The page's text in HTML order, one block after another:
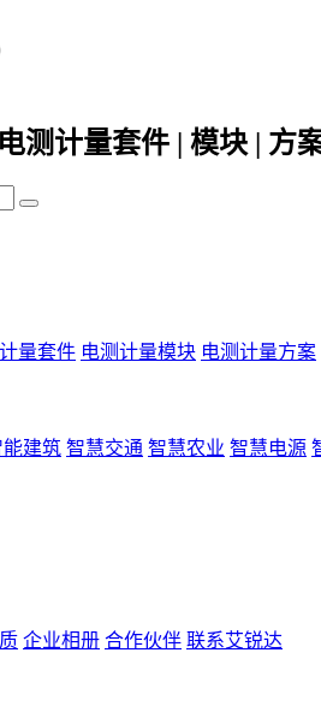
测计量套件 | 模块 | 方
量套件 电测计量模块 电测计量方案
能建筑 智慧交通 智慧农业 智慧电源
企业相册 合作伙伴 联系艾锐达